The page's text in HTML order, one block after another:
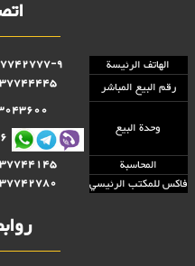
الهاتف الرئيسة
9 - (071)
رقم البيع المباشر
37744445 - (071)
وحدة البيع
المحاسبة
37744145 - (071)
فاكس للمكتب الرئيسي
37742780 - (071)